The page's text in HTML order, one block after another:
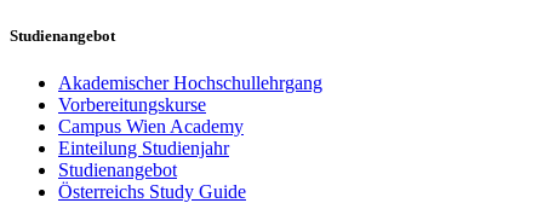
Studienangebot
Akademischer Hochschullehrgang
Vorbereitungskurse
Campus Wien Academy
Einteilung Studienjahr
Studienangebot
Österreichs Study Guide